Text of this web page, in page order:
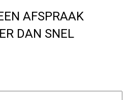
AFSPRAAK
DAN SNEL